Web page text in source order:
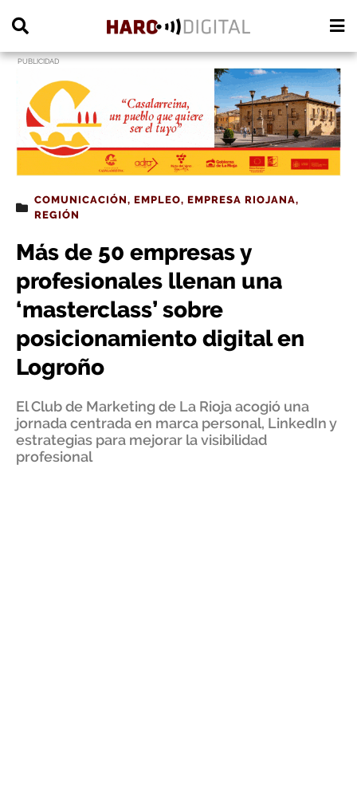
PUBLICIDAD
COMUNICACIÓN, EMPLEO, EMPRESA RIOJANA,
REGIÓN
Más de 50 empresas y
profesionales llenan una
‘masterclass’ sobre
posicionamiento digital en
Logroño
El Club de Marketing de La Rioja acogió una
jornada centrada en marca personal, LinkedIn y
estrategias para mejorar la visibilidad
profesional